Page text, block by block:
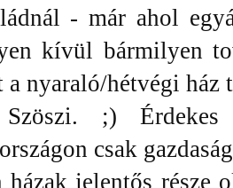
- már ahol
kívül bármilyen
a nyaraló/hétvégi
;)
csak
házak jelentős része